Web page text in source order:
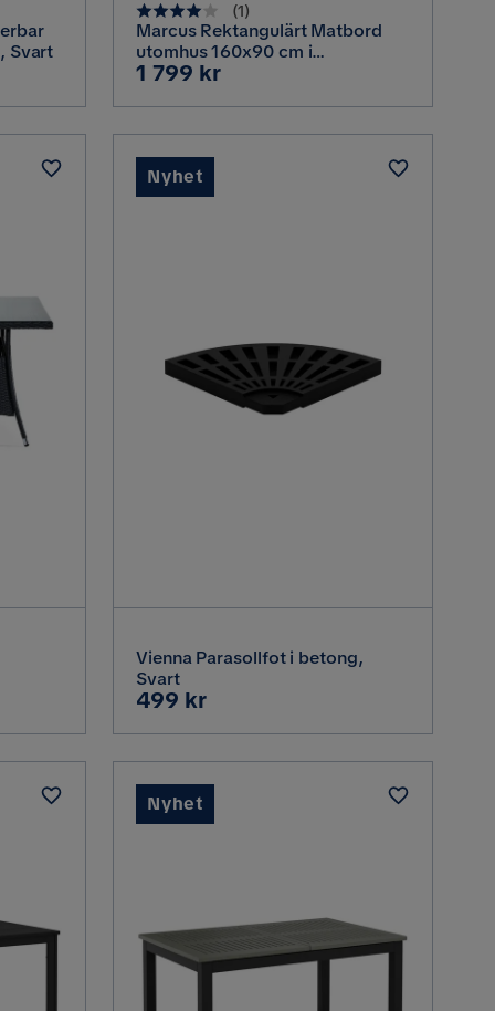
Svart
(1)
Marcus Rektangulärt Matbord
utomhus 160x90 cm i
konstrotting med glasskiva,
Pris
1 799 kr
Vienna Parasollfot i betong,
Svart
Pris
499 kr
Nyhet
Nyhet